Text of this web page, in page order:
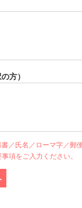
方）
／氏名／ローマ字／郵
項をご入力ください。